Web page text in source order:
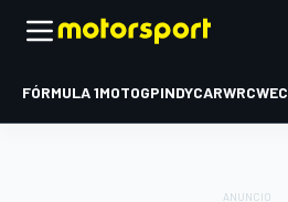
FÓRMULA 1MOTOGPINDYCARWRCWEC